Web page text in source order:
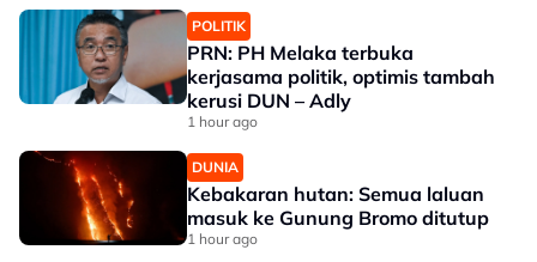
POLITIK
PRN: PH Melaka terbuka
kerjasama politik, optimis tambah
kerusi DUN – Adly
1 hour ago
DUNIA
Kebakaran hutan: Semua laluan
masuk ke Gunung Bromo ditutup
1 hour ago